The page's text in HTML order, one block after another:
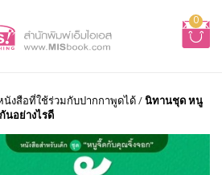
0
นังสือที่ใช้ร่วมกับปากกาพูดได้/นิทานชุด หนู
อย่างไรดี